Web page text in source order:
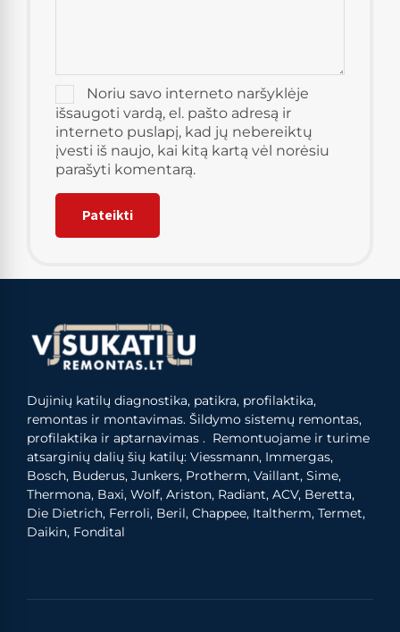
Noriu savo interneto naršyklėje
išsaugoti vardą, el. pašto adresą ir
interneto puslapį, kad jų nebereiktų
įvesti iš naujo, kai kitą kartą vėl norėsiu
parašyti komentarą.
Dujinių katilų diagnostika, patikra, profilaktika,
remontas ir montavimas. Šildymo sistemų remontas,
profilaktika ir aptarnavimas . Remontuojame ir turime
atsarginių dalių šių katilų: Viessmann, Immergas,
Bosch, Buderus, Junkers, Protherm, Vaillant, Sime,
Thermona, Baxi, Wolf, Ariston, Radiant, ACV, Beretta,
Die Dietrich, Ferroli, Beril, Chappee, Italtherm, Termet,
Daikin, Fondital